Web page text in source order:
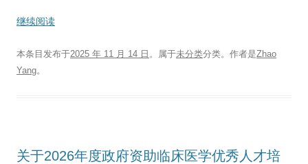
继续阅读
本条目发布于2025 年 11 月 14 日 。属于未分类分类。 作者是Zhao
Yang。
关于2026年度政府资助临床医学优秀人才培